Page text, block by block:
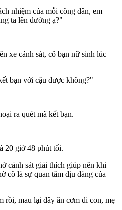
nhiệm của mỗi công dân, em
ta lên đường ạ?"
xe cảnh sát, cô bạn nữ sinh lúc
bạn với cậu được không?"
ra quét mã kết bạn.
20 giờ 48 phút tối.
cảnh sát giải thích giúp nên khi
cô là sự quan tâm dịu dàng của
rồi, mau lại đây ăn cơm đi con, mẹ